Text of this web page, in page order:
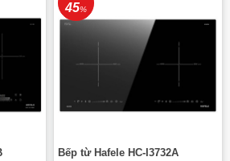
45%
Bếp từ Hafele HC-I3732A